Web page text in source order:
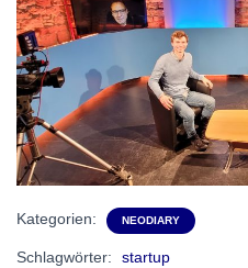
Kategorien: NEODIARY
Schlagwörter: startup